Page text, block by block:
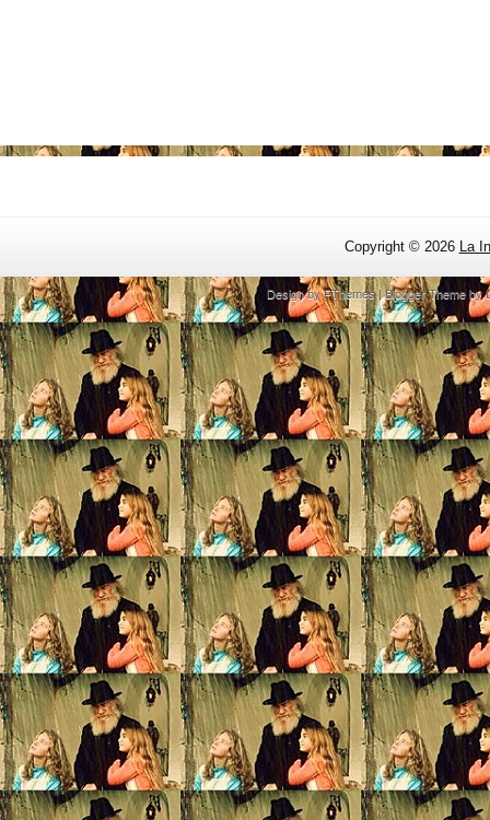
Copyright © 2026 La
Design byFThemes| Blogger Theme by